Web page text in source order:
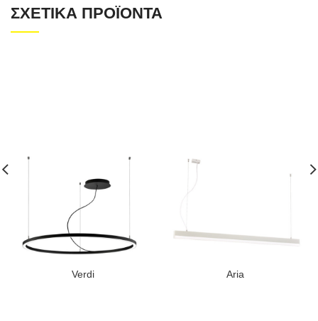
ΣΧΕΤΙΚΆ ΠΡΟΪΌΝΤΑ
Verdi Aria